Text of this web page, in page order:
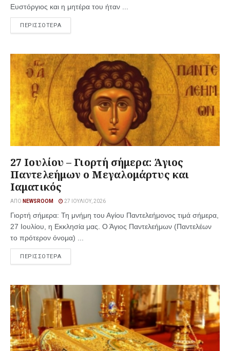
Ευστόργιος και η μητέρα του ήταν ...
ΠΕΡΙΣΣΟΤΕΡΑ
27 Ιουλίου – Γιορτή σήμερα: Άγιος
Παντελεήμων ο Μεγαλομάρτυς και
Ιαματικός
ΑΠΌ NEWSROOM 27 ΙΟΥΛΊΟΥ, 2026
Γιορτή σήμερα: Τη μνήμη του Αγίου Παντελεήμονος τιμά σήμερα,
27 Ιουλίου, η Εκκλησία μας. Ο Άγιος Παντελεήμων (Παντελέων
το πρότερον όνομα) ...
ΠΕΡΙΣΣΟΤΕΡΑ